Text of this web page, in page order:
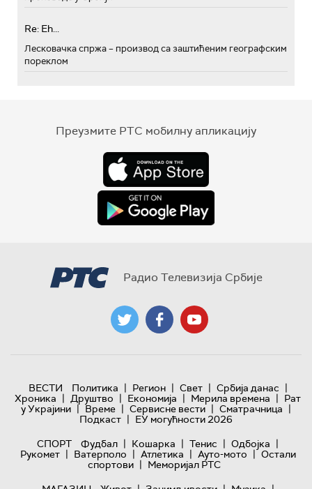
Re: Eh...
Лесковачка спржа – производ са заштићеним географским
пореклом
Преузмите РТС мобилну апликацију
Радио Телевизија Србије
ВЕСТИ Политика | Регион | Свет | Србија данас |
Хроника | Друштво | Економија | Мерила времена | Рат
у Украјини | Време | Сервисне вести | Сматрачница |
Подкаст | ЕУ могућности 2026
СПОРТ
Фудбал | Кошарка | Тенис | Одбојка |
Рукомет | Ватерполо | Атлетика | Ауто-мото | Остали
спортови | Меморијал РТС